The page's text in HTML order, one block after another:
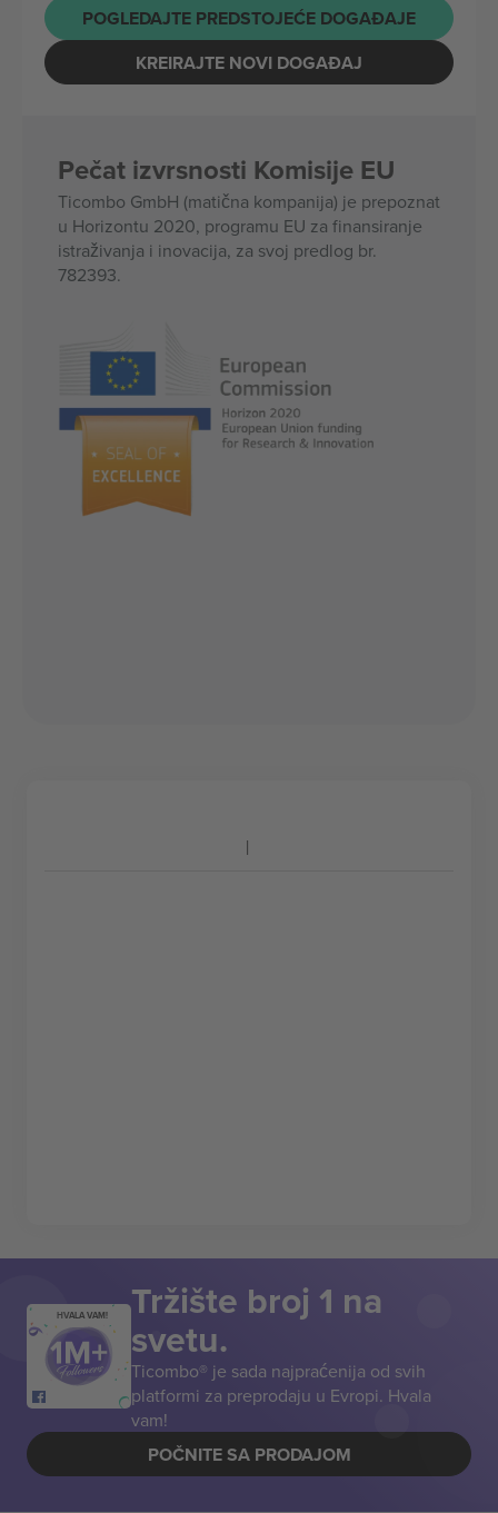
POGLEDAJTE PREDSTOJEĆE DOGAĐAJE
KREIRAJTE NOVI DOGAĐAJ
Pečat izvrsnosti Komisije EU
Ticombo GmbH (matična kompanija) je prepoznat
u Horizontu 2020, programu EU za finansiranje
istraživanja i inovacija, za svoj predlog br.
782393.
HVALA VAM! Tržište broj 1 na
svetu.
Ticombo® je sada najpraćenija od svih
platformi za preprodaju u Evropi. Hvala
vam!
POČNITE SA PRODAJOM